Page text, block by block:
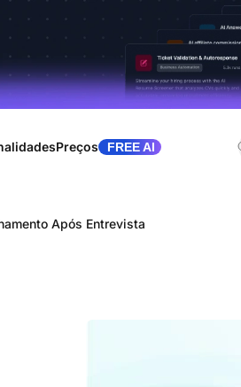
Preços FREE AI
Após Entrevista